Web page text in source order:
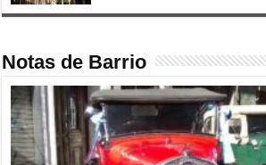
Notas de Barrio